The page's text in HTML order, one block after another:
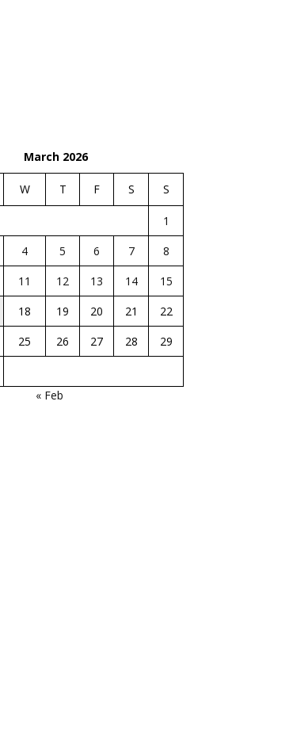
March 2026
W T F S S
1
4 5 6 7
8
11 12 13 14
15
18 19 20 21
22
25 26 27 28
29
« Feb